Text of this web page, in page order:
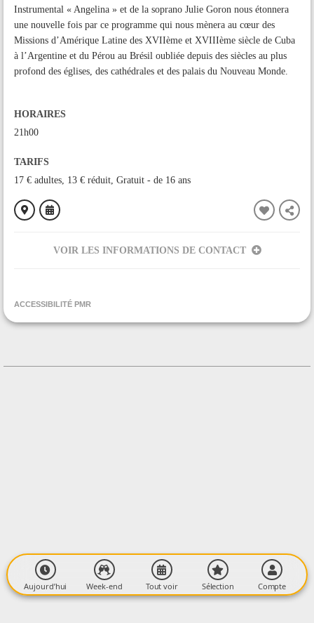
Instrumental « Angelina » et de la soprano Julie Goron nous étonnera
une nouvelle fois par ce programme qui nous mènera au cœur des
Missions d’Amérique Latine des XVIIème et XVIIIème siècle de Cuba
à l’Argentine et du Pérou au Brésil oubliée depuis des siècles au plus
profond des églises, des cathédrales et des palais du Nouveau Monde.
HORAIRES
21h00
TARIFS
17 € adultes, 13 € réduit, Gratuit - de 16 ans
VOIR LES INFORMATIONS DE CONTACT
ACCESSIBILITÉ PMR
Aujourd’hui Week-end Tout voir Sélection Compte